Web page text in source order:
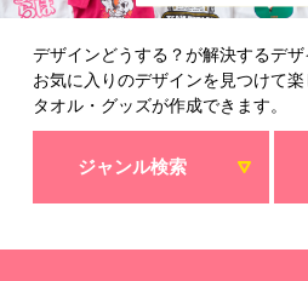
デザインどうする？が解決するデザ
お気に入りのデザインを見つけて
タオル・グッズが作成できます。
ジャンル検索